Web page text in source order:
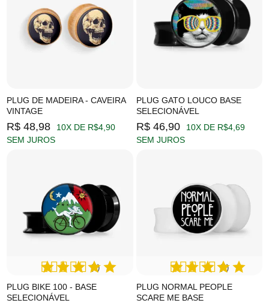
PLUG DE MADEIRA - CAVEIRA
VINTAGE
R$ 48,98
10X DE R$4,90
SEM JUROS
PLUG GATO LOUCO BASE
SELECIONÁVEL
R$ 46,90
10X DE R$4,69
SEM JUROS
PLUG BIKE 100 - BASE
SELECIONÁVEL
(1)
PLUG NORMAL PEOPLE
SCARE ME BASE
(1)